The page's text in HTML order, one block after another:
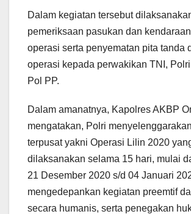
Dalam kegiatan tersebut
pemeriksaan pasukan dan
operasi serta penyematan pita tanda
operasi kepada perwakikan TNI,
Pol PP.
Dalam amanatnya, Kapolres AKBP
mengatakan, Polri
terpusat yakni Operasi Lilin 2020
dilaksanakan selama 15 hari, mulai
21 Desember 2020 s/d 04 Januari
mengedepankan kegiatan preemtif
secara humanis, serta penegakan